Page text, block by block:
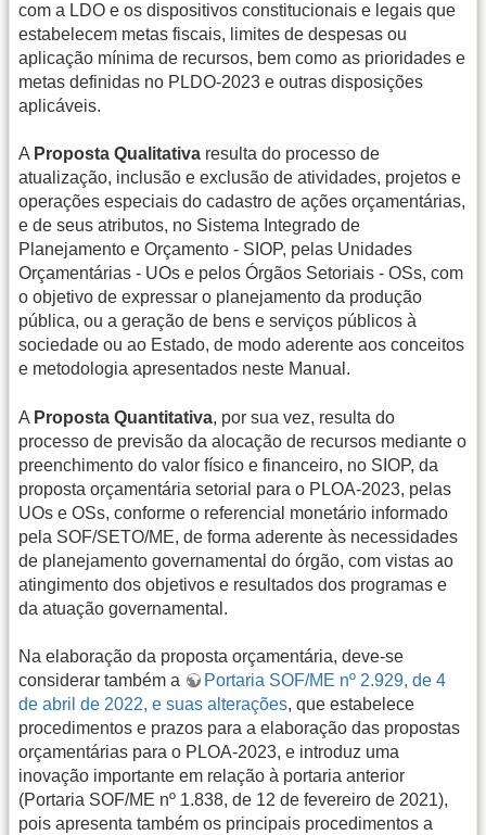
com a LDO e os dispositivos constitucionais e legais que
estabelecem metas fiscais, limites de despesas ou
aplicação mínima de recursos, bem como as prioridades e
metas definidas no PLDO-2023 e outras disposições
aplicáveis.
A Proposta Qualitativa resulta do processo de
atualização, inclusão e exclusão de atividades, projetos e
operações especiais do cadastro de ações orçamentárias,
e de seus atributos, no Sistema Integrado de
Planejamento e Orçamento - SIOP, pelas Unidades
Orçamentárias - UOs e pelos Órgãos Setoriais - OSs, com
o objetivo de expressar o planejamento da produção
pública, ou a geração de bens e serviços públicos à
sociedade ou ao Estado, de modo aderente aos conceitos
e metodologia apresentados neste Manual.
A Proposta Quantitativa, por sua vez, resulta do
processo de previsão da alocação de recursos mediante o
preenchimento do valor físico e financeiro, no SIOP, da
proposta orçamentária setorial para o PLOA-2023, pelas
UOs e OSs, conforme o referencial monetário informado
pela SOF/SETO/ME, de forma aderente às necessidades
de planejamento governamental do órgão, com vistas ao
atingimento dos objetivos e resultados dos programas e
da atuação governamental.
Na elaboração da proposta orçamentária, deve-se
considerar também a
Portaria SOF/ME nº 2.929, de 4
de abril de 2022, e suas alterações, que estabelece
procedimentos e prazos para a elaboração das propostas
orçamentárias para o PLOA-2023, e introduz uma
inovação importante em relação à portaria anterior
(Portaria SOF/ME nº 1.838, de 12 de fevereiro de 2021),
pois apresenta também os principais procedimentos a